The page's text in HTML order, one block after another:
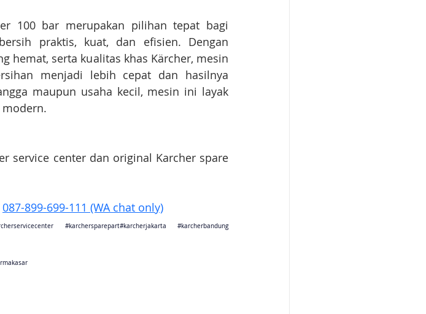
100 bar merupakan pilihan tepat bagi
praktis, kuat, dan efisien. Dengan
hemat, serta kualitas khas Kärcher, mesin
menjadi lebih cepat dan hasilnya
maupun usaha kecil, mesin ini layak
service center dan original Karcher spare
087-899-699-111 (WA chat only)
#karchersparepart#karcherjakarta #karcherbandung